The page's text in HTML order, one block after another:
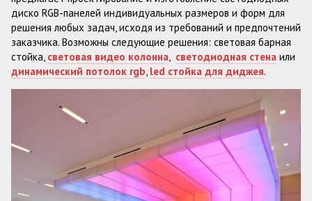
диско RGB-панелей индивидуальных размеров и форм для
решения любых задач, исходя из требований и предпочтений
заказчика. Возможны следующие решения: световая барная
стойка, световая видео колонна, светодиодная стена или
динамический потолок rgb, led стойка для диджея.